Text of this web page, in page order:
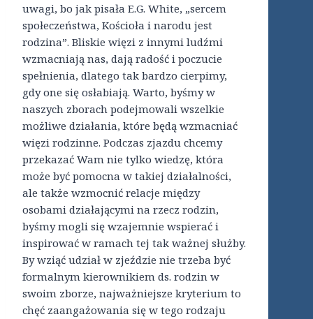
uwagi, bo jak pisała E.G. White, „sercem
społeczeństwa, Kościoła i narodu jest
rodzina”. Bliskie więzi z innymi ludźmi
wzmacniają nas, dają radość i poczucie
spełnienia, dlatego tak bardzo cierpimy,
gdy one się osłabiają. Warto, byśmy w
naszych zborach podejmowali wszelkie
możliwe działania, które będą wzmacniać
więzi rodzinne. Podczas zjazdu chcemy
przekazać Wam nie tylko wiedzę, która
może być pomocna w takiej działalności,
ale także wzmocnić relacje między
osobami działającymi na rzecz rodzin,
byśmy mogli się wzajemnie wspierać i
inspirować w ramach tej tak ważnej służby.
By wziąć udział w zjeździe nie trzeba być
formalnym kierownikiem ds. rodzin w
swoim zborze, najważniejsze kryterium to
chęć zaangażowania się w tego rodzaju